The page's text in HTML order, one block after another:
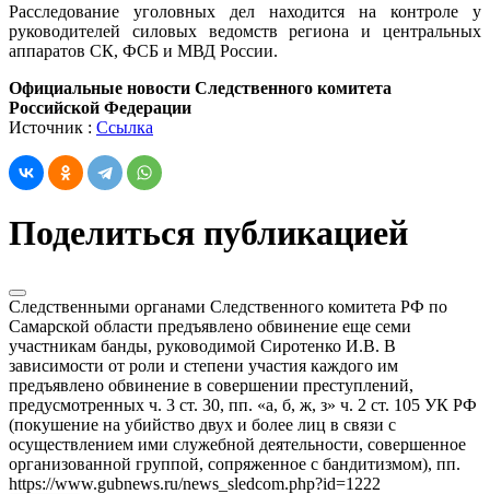
Расследование уголовных дел находится на контроле у
руководителей силовых ведомств региона и центральных
аппаратов СК, ФСБ и МВД России.
Официальные новости Следственного комитета
Российской Федерации
Источник : Ссылка
Поделиться публикацией
Следственными органами Следственного комитета РФ по
Самарской области предъявлено обвинение еще семи
участникам банды, руководимой Сиротенко И.В. В
зависимости от роли и степени участия каждого им
предъявлено обвинение в совершении преступлений,
предусмотренных ч. 3 ст. 30, пп. «а, б, ж, з» ч. 2 ст. 105 УК РФ
(покушение на убийство двух и более лиц в связи с
осуществлением ими служебной деятельности, совершенное
организованной группой, сопряженное с бандитизмом), пп.
https://www.gubnews.ru/news_sledcom.php?id=1222